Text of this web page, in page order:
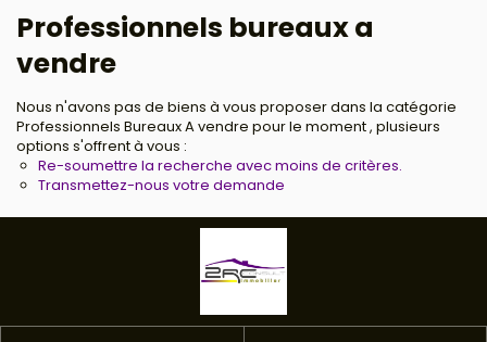
Estimation
Avis clients
Professionnels bureaux a
vendre
Nous n'avons pas de biens à vous proposer dans la catégorie
Professionnels Bureaux A vendre pour le moment , plusieurs
options s'offrent à vous :
Re-soumettre la recherche avec moins de critères.
Transmettez-nous votre demande